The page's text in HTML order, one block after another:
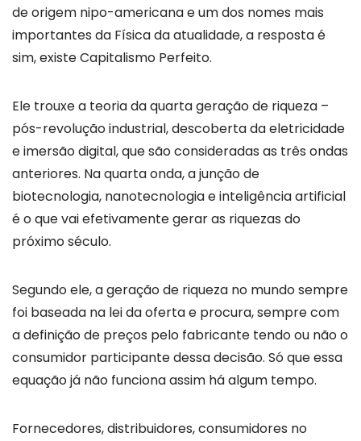
de origem nipo-americana e um dos nomes mais
importantes da Física da atualidade, a resposta é
sim, existe Capitalismo Perfeito.
Ele trouxe a teoria da quarta geração de riqueza –
pós-revolução industrial, descoberta da eletricidade
e imersão digital, que são consideradas as três ondas
anteriores. Na quarta onda, a junção de
biotecnologia, nanotecnologia e inteligência artificial
é o que vai efetivamente gerar as riquezas do
próximo século.
Segundo ele, a geração de riqueza no mundo sempre
foi baseada na lei da oferta e procura, sempre com
a definição de preços pelo fabricante tendo ou não o
consumidor participante dessa decisão. Só que essa
equação já não funciona assim há algum tempo.
Fornecedores, distribuidores, consumidores no